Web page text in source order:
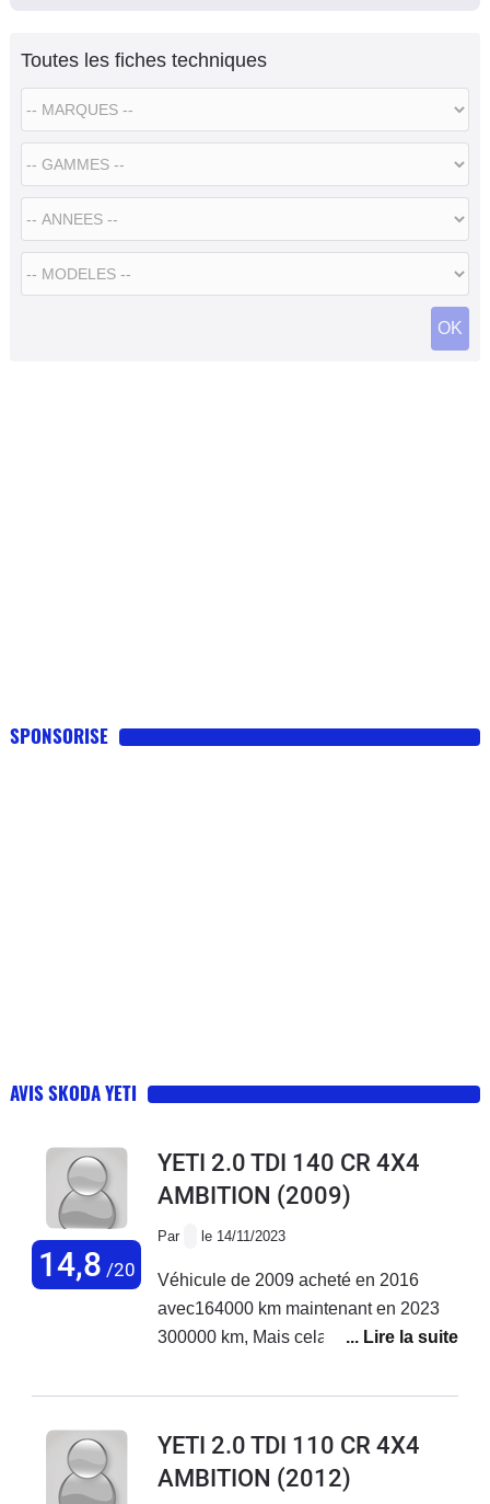
Toutes les fiches techniques
SPONSORISE
AVIS SKODA YETI
14,8 /20
YETI 2.0 TDI 140 CR 4X4
AMBITION (2009)
Par le 14/11/2023
Véhicule de 2009 acheté en 2016
avec164000 km maintenant en 2023
300000 km, Mais cela reste une très
YETI 2.0 TDI 110 CR 4X4
AMBITION (2012)